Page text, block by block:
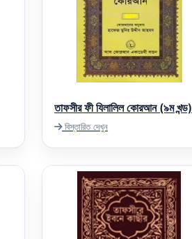
তাফসীর ফী যিলালিল কোরআন (৯ম খন্ড)
বিস্তারিত দেখুন